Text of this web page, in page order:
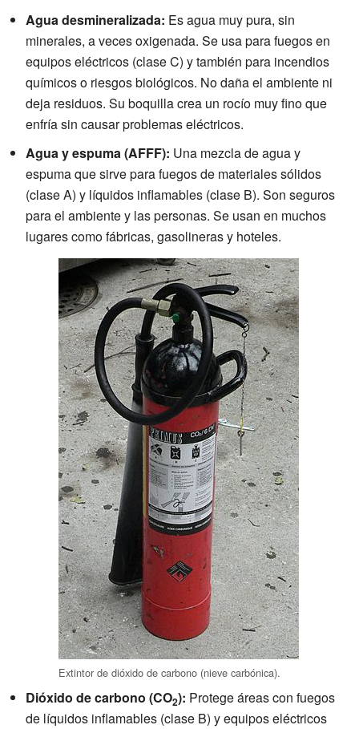
Agua desmineralizada: Es agua muy pura, sin
minerales, a veces oxigenada. Se usa para fuegos en
equipos eléctricos (clase C) y también para incendios
químicos o riesgos biológicos. No daña el ambiente ni
deja residuos. Su boquilla crea un rocío muy fino que
enfría sin causar problemas eléctricos.
Agua y espuma (AFFF): Una mezcla de agua y
espuma que sirve para fuegos de materiales sólidos
(clase A) y líquidos inflamables (clase B). Son seguros
para el ambiente y las personas. Se usan en muchos
lugares como fábricas, gasolineras y hoteles.
Extintor de dióxido de carbono (nieve carbónica).
Dióxido de carbono (CO2): Protege áreas con fuegos
de líquidos inflamables (clase B) y equipos eléctricos